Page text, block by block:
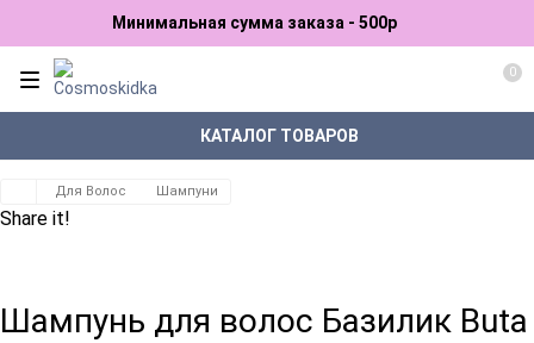
Минимальная сумма заказа - 500р
КАТАЛОГ ТОВАРОВ
0
Для Волос Шампуни
Share it!
Шампунь для волос Базилик Buta